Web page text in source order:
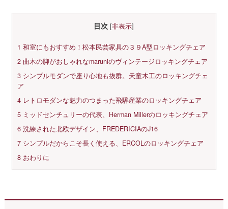
目次 [非表示]
1 和室にもおすすめ！松本民芸家具の３９A型ロッキングチェア
2曲木の脚がおしゃれなmaruniのヴィンテージロッキングチェア
3シンプルモダンで座り心地も抜群。天童木工のロッキングチェ
ア
4レトロモダンな魅力のつまった飛騨産業のロッキングチェア
5ミッドセンチュリーの代表、Herman Millerのロッキングチェア
6洗練された北欧デザイン、FREDERICIAのJ16
7シンプルだからこそ長く使える、ERCOLのロッキングチェア
8おわりに